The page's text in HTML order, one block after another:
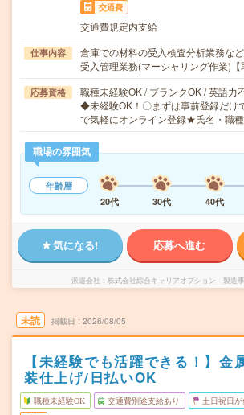
交通費
交通費規定内支給
仕事内容
倉庫での材料の受入検査分析業務な
受入管理業務(マーシャリング作業)
応募資格
職種未経験OK / ブランクOK / 英語力
◆未経験OK！〇まずは事前登録だけ
で気軽にオンライン登録★氏名・職
職場の雰囲気
年齢層
20代
30代 40代
気になる! 応募へ進む
派遣会社 株式会社綜合キャリアオプション 製造事
未読 掲載日 2026/08/05
【未経験でも活躍できる！】金
装仕上げ/日払いOK
職種未経験OK 交通費別途支給あり 土日祝日が